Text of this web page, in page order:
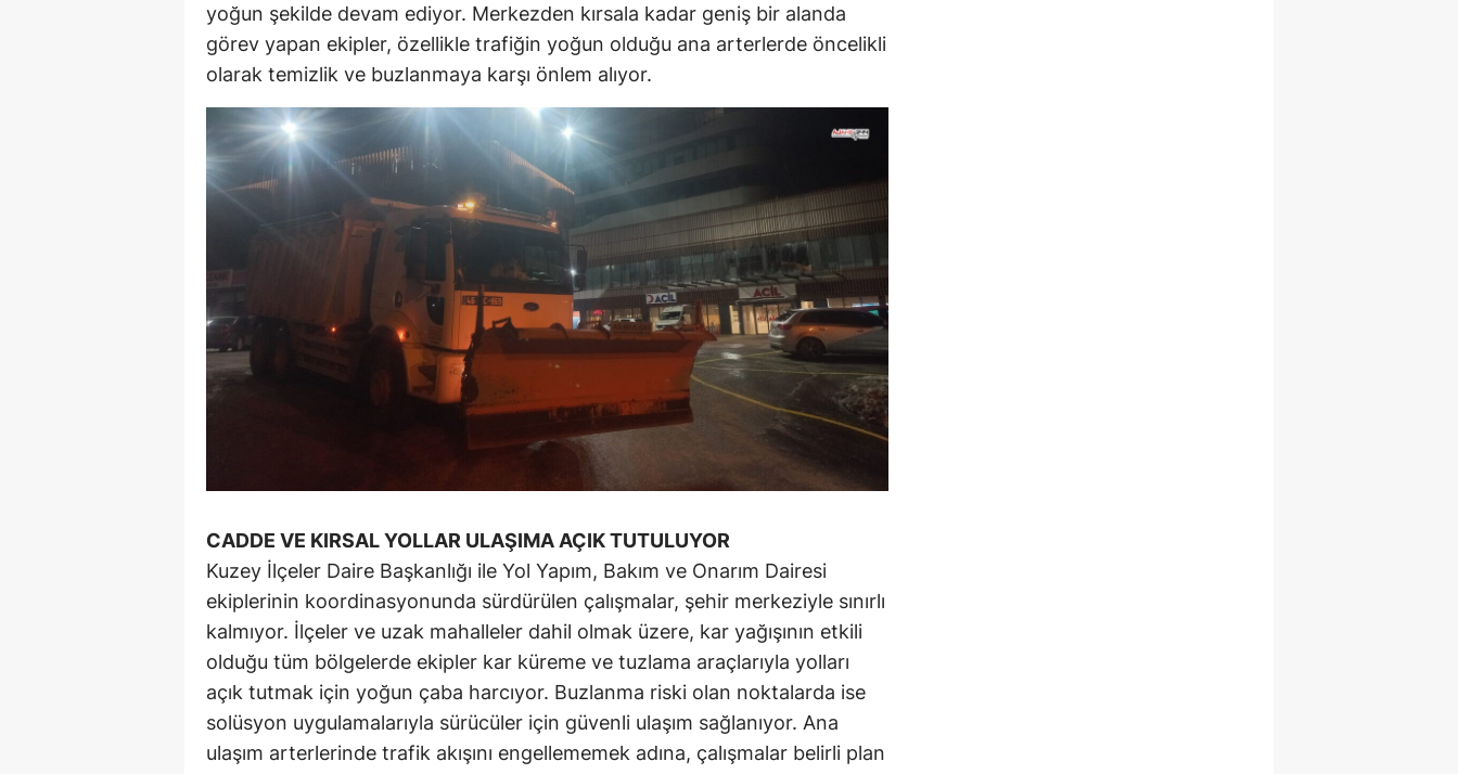
yoğun şekilde devam ediyor. Merkezden kırsala kadar geniş bir alanda
görev yapan ekipler, özellikle trafiğin yoğun olduğu ana arterlerde öncelikli
olarak temizlik ve buzlanmaya karşı önlem alıyor.
CADDE VE KIRSAL YOLLAR ULAŞIMA AÇIK TUTULUYOR
Kuzey İlçeler Daire Başkanlığı ile Yol Yapım, Bakım ve Onarım Dairesi
ekiplerinin koordinasyonunda sürdürülen çalışmalar, şehir merkeziyle sınırlı
kalmıyor. İlçeler ve uzak mahalleler dahil olmak üzere, kar yağışının etkili
olduğu tüm bölgelerde ekipler kar küreme ve tuzlama araçlarıyla yolları
açık tutmak için yoğun çaba harcıyor. Buzlanma riski olan noktalarda ise
solüsyon uygulamalarıyla sürücüler için güvenli ulaşım sağlanıyor. Ana
ulaşım arterlerinde trafik akışını engellememek adına, çalışmalar belirli plan